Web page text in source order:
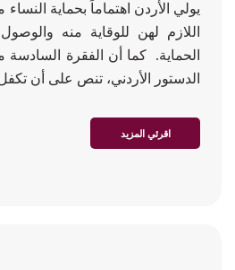
يولي الأردن اهتماماً بحماية
اللازم لهن للوقاية منه
الحماية. كما أن الفقرة
الدستور الأردني، تنص على أن
اقرئي المزيد